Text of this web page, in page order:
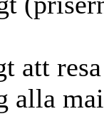
att
alla